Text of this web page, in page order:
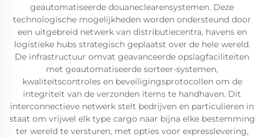
geautomatiseerde douaneclearensystemen. Deze
technologische mogelijkheden worden ondersteund door
een uitgebreid netwerk van distributiecentra, havens en
logistieke hubs strategisch geplaatst over de hele wereld.
De infrastructuur omvat geavanceerde opslagfaciliteiten
met geautomatiseerde sorteer-systemen,
kwaliteitscontroles en beveiligingsprotocollen om de
integriteit van de verzonden items te handhaven. Dit
interconnectieve netwerk stelt bedrijven en particulieren in
staat om vrijwel elk type cargo naar bijna elke bestemming
ter wereld te versturen, met opties voor expresslevering,